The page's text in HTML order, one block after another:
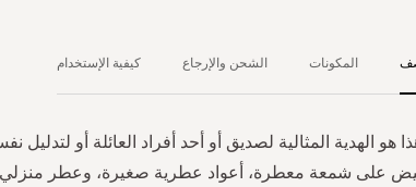
هو الهدية المثالية لصديق أو أحد أفراد العائلة أو لتدليل
على شمعة معطرة، أعواد عطرية صغيرة، وعطر
المكونات الشحن والإرجاع كيفية الإستخدام